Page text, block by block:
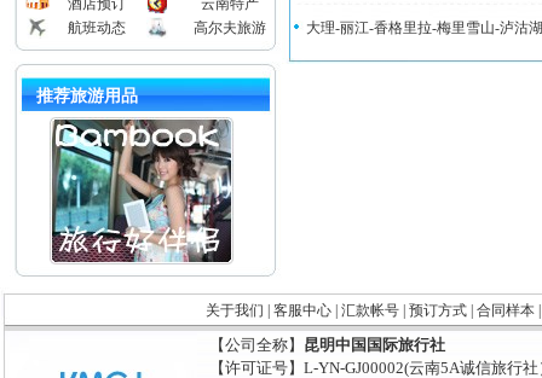
酒店预订
云南特产
航班动态
高尔夫旅游
推荐旅游用品
大理-丽江-香格里拉-梅里雪山-泸沽
关于我们 客服中心| 汇款帐号| 预订方式| 合同样本
【公司全称】 昆明中国国际旅行社
【许可证号】L-YN-GJ00002(云南5A诚信旅行社